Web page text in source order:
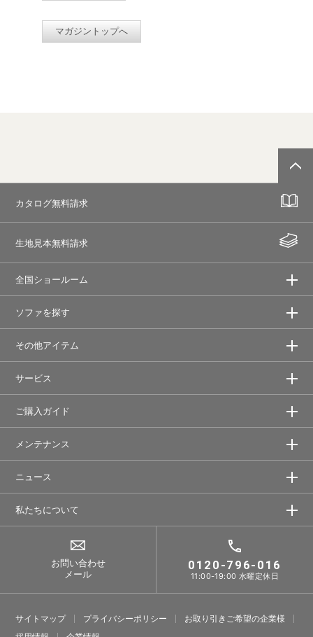
マガジントップへ
カタログ無料請求
生地見本無料請求
全国ショールーム
ソファを探す
その他アイテム
サービス
ご購入ガイド
メンテナンス
ニュース
私たちについて
お問い合わせ
メール
0120-796-016
11:00-19:00 水曜定休日
サイトマップ プライバシーポリシー
お取り引きご希望の企業様